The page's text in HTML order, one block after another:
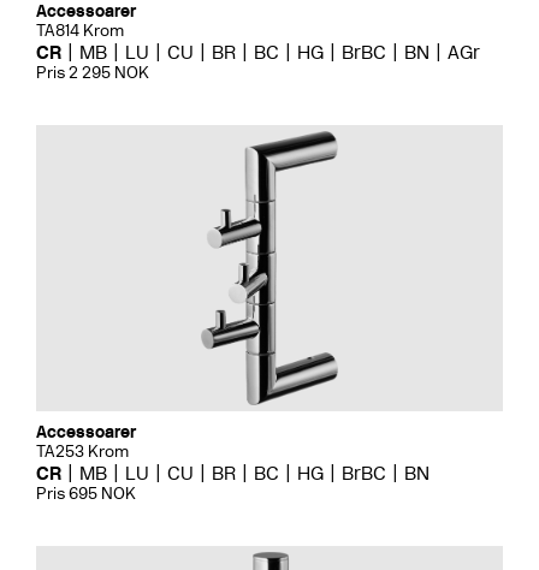
Accessoarer
TA814 Krom
CR MB LU CU BR BC HG BrBC BN AGr
Pris 2 295 NOK
Accessoarer
TA253 Krom
CR MB LU CU BR BC HG BrBC BN
Pris 695 NOK